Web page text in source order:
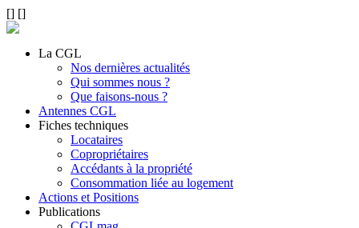
[] []
La CGL
Nos dernières actualités
Qui sommes nous ?
Que faisons-nous ?
Antennes CGL
Fiches techniques
Locataires
Copropriétaires
Accédants à la propriété
Consommation liée au logement
Actions et Positions
Publications